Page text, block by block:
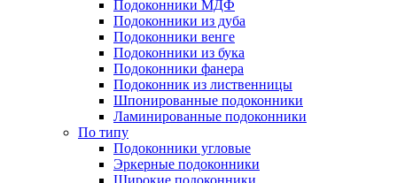
Подоконники МДФ
Подоконники из дуба
Подоконники венге
Подоконники из бука
Подоконники фанера
Подоконник из лиственницы
Шпонированные подоконники
Ламинированные подоконники
По типу
Подоконники угловые
Эркерные подоконники
Широкие подоконники